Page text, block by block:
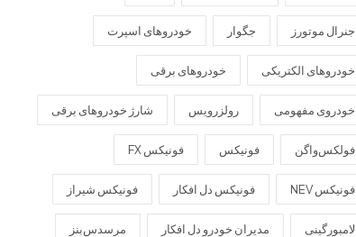
جنرال موتورز جگوار خودروهای اسپرت
خودروهای الکتریکی خودروهای برقی
خودروی مفهومی رولزرویس شارژ خودروهای برقی
فولکس‌واگن فونیکس فونیکس FX
فونیکس NEV فونیکس دل افکار فونیکس شیراز
لامبورگینی مدیران خودرو دل افکار مرسدس‌بنز